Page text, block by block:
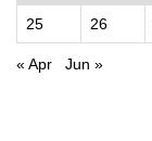
25 26
« Apr Jun »